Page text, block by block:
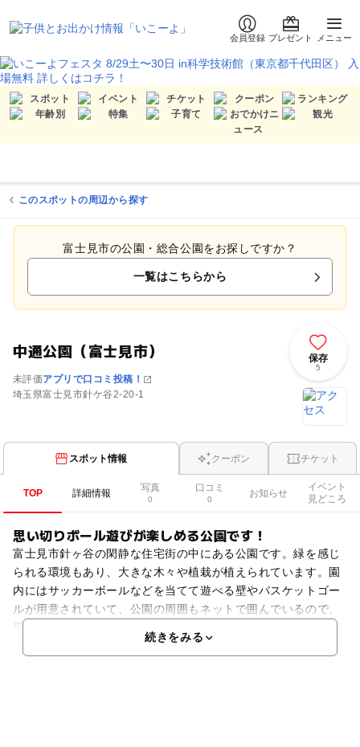
会員登録 プレゼント メニュー
このスポットの周辺から探す
富士見市の公園・総合公園をお探しですか？
一覧はこちらから
中通公園（富士見市）
未評価アプリで口コミ投稿！
埼玉県富士見市針ケ谷2-20-1
保存
5
スポット情報 クーポン チケット
TOP 詳細情報 写真
0
口コミ
0
お知らせ
イベント
見どころ
思い切りボール遊びが楽しめる公園です！
富士見市針ヶ谷の閑静な住宅街の中にある公園です。緑を感じ
られる環境もあり、大きな木々や植栽が植えられています。園
内にはサッカーボールなどを当てて遊べる壁やバスケットゴー
ルが用意されていて、公園の周囲もネットで囲んでいるので、
思い切りボール遊びができます。ベンチの脇には砂場もありま
続きをみる